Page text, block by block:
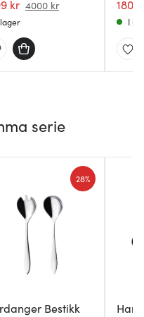
kr 4000 kr 1800
I
serie
Bestikk
28%